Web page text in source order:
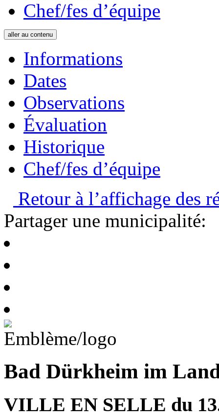
Chef/fes d’équipe
aller au contenu
Informations
Dates
Observations
Évaluation
Historique
Chef/fes d’équipe
Retour à l’affichage des
Partager une municipalité:
Bad Dürkheim im
VILLE EN SELLE du